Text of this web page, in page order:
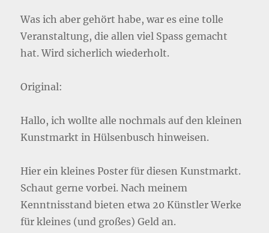
Was ich aber gehört habe, war es eine tolle
Veranstaltung, die allen viel Spass gemacht
hat. Wird sicherlich wiederholt.
Original:
Hallo, ich wollte alle nochmals auf den kleinen
Kunstmarkt in Hülsenbusch hinweisen.
Hier ein kleines Poster für diesen Kunstmarkt.
Schaut gerne vorbei. Nach meinem
Kenntnisstand bieten etwa 20 Künstler Werke
für kleines (und großes) Geld an.